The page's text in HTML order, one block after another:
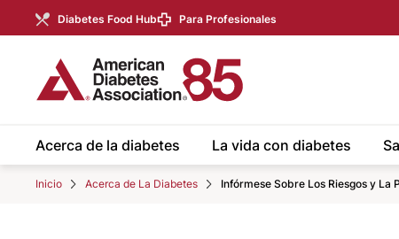
Skip to Main content
Diabetes Food Hub Para Profesionales
Acerca de la diabetes La vida con diabetes
Inicio Acerca de La Diabetes Infórmese Sobre Los Riesgos y La
content